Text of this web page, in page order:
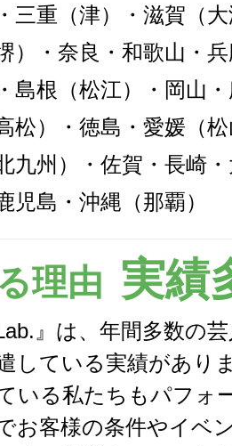
三重（津）・滋賀（
）・奈良・和歌山・
島根（松江）・岡山
松）・徳島・愛媛（
九州）・佐賀・長崎
児島・沖縄（那覇）
理由 実績
』は、年間多数の
している実績があり
いる私たちもパフォ
お客様の条件やイベ